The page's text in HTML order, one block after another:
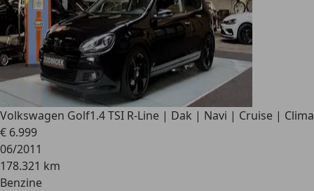
Volkswagen Golf1.4 TSI R-Line | Dak | Navi | Cruise | Clima
€ 6.999
06/2011
178.321 km
Benzine